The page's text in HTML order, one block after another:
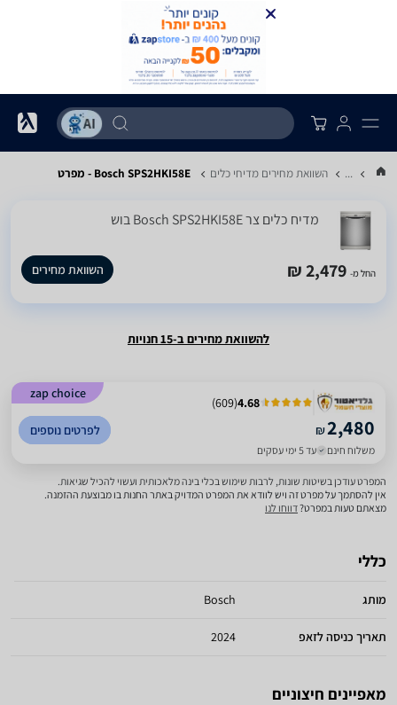
... השוואת מחירים מדיחי כלים Bosch SPS2HKI58E - מפרט
מדיח כלים ‏צר Bosch SPS2HKI58E בוש
החל מ- 2,479 ₪ השוואת מחירים
להשוואת מחירים ב-15 חנויות
zap choice
4.68
(
609
)
₪2,480
משלוח חינם עד 5 ימי עסקים
לפרטים נוספים
המפרט עודכן בשיטות שונות, לרבות שימוש בכלי בינה מלאכותית ועשוי להכיל שגיאות.
אין להסתמך על מפרט זה ויש לוודא את המפרט המדויק באתר החנות בו מבוצעת ההזמנה.
מצאתם טעות במפרט?דווחו לנו
כללי
מותג Bosch
תאריך כניסה לזאפ 2024
מאפיינים חיצוניים